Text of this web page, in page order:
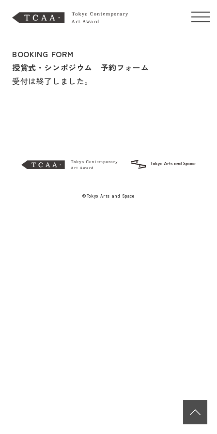
BOOKING FORM
授賞式・シンポジウム 予約フォーム
受付は終了しました。
©Tokyo Arts and Space